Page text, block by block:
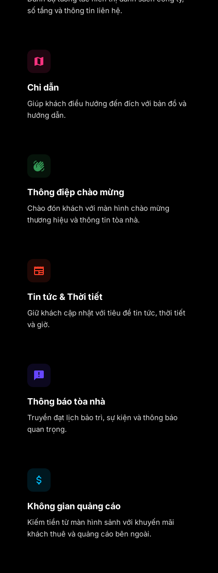
số tầng và thông tin liên hệ.
Chỉ dẫn
Giúp khách điều hướng đến đích với bản đồ và
hướng dẫn.
Thông điệp chào mừng
Chào đón khách với màn hình chào mừng
thương hiệu và thông tin tòa nhà.
Tin tức & Thời tiết
Giữ khách cập nhật với tiêu đề tin tức, thời tiết
và giờ.
Thông báo tòa nhà
Truyền đạt lịch bảo trì, sự kiện và thông báo
quan trọng.
Không gian quảng cáo
Kiếm tiền từ màn hình sảnh với khuyến mãi
khách thuê và quảng cáo bên ngoài.